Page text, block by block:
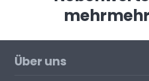
mehr
Über uns